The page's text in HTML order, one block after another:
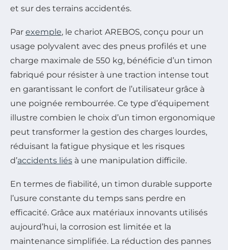
et sur des terrains accidentés.
Par exemple, le chariot AREBOS, conçu pour un
usage polyvalent avec des pneus profilés et une
charge maximale de 550 kg, bénéficie d’un timon
fabriqué pour résister à une traction intense tout
en garantissant le confort de l’utilisateur grâce à
une poignée rembourrée. Ce type d’équipement
illustre combien le choix d’un timon ergonomique
peut transformer la gestion des charges lourdes,
réduisant la fatigue physique et les risques
d’accidents liés à une manipulation difficile.
En termes de fiabilité, un timon durable supporte
l’usure constante du temps sans perdre en
efficacité. Grâce aux matériaux innovants utilisés
aujourd’hui, la corrosion est limitée et la
maintenance simplifiée. La réduction des pannes